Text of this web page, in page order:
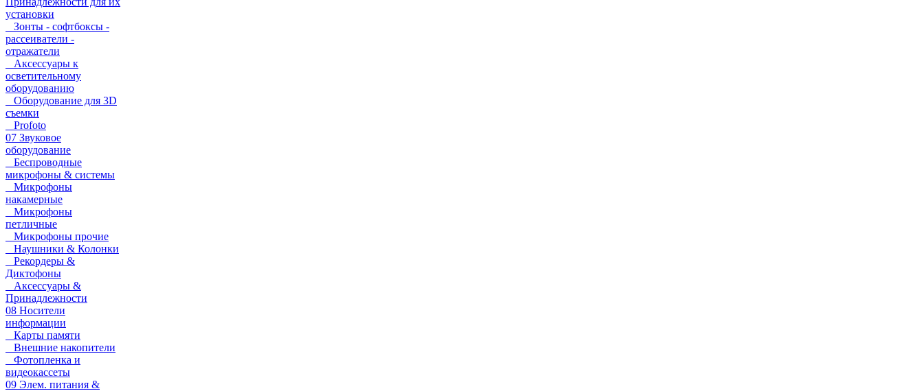
установки
Зонты - софтбоксы -
рассеиватели -
отражатели
Аксессуары к
осветительному
оборудованию
Оборудование для 3D
съемки
Profoto
07 Звуковое
оборудование
Беспроводные
микрофоны & системы
Микрофоны
накамерные
Микрофоны
петличные
Микрофоны прочие
Наушники & Колонки
Рекордеры &
Диктофоны
Аксессуары &
Принадлежности
08 Носители
информации
Карты памяти
Внешние накопители
Фотопленка и
видеокассеты
09 Элем. питания &